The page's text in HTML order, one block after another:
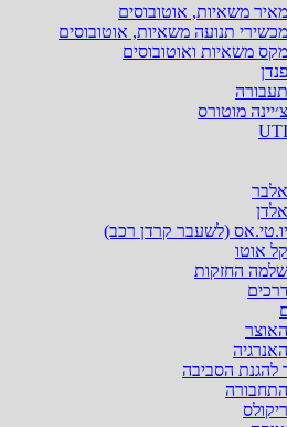
מאיר משאיות, אוטובוסים
מכשירי תנועה משאיות, אוטובוסים
מקס משאיות ואוטובוסים
פנדן
תעבורה
צ׳יינה מוטורס
UTI
אלבר
אלדן
יו.טי.אס (לשעבר קרדן רכב)
קל אוטו
שלמה החזקות
להגנת הסביבה
ריקולס